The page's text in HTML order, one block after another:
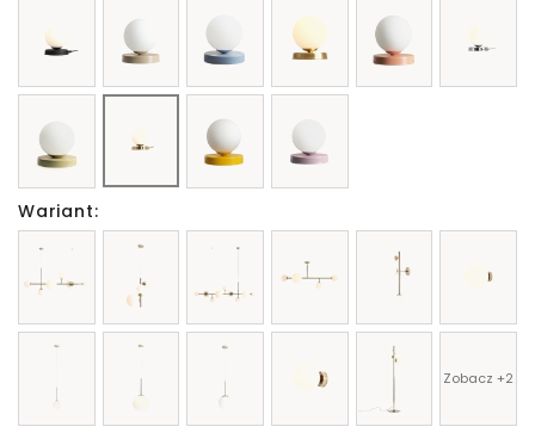
Wariant:
Zobacz +2